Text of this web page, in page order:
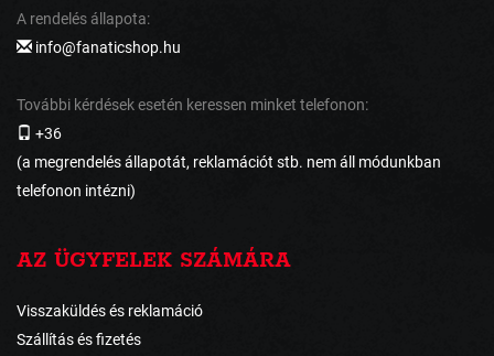
A rendelés állapota:
info@fanaticshop.hu
További kérdések esetén keressen minket telefonon:
+36
(a megrendelés állapotát, reklamációt stb. nem áll módunkban
telefonon intézni)
AZ ÜGYFELEK SZÁMÁRA
Visszaküldés és reklamáció
Szállítás és fizetés